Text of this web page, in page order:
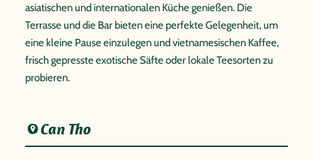
asiatischen und internationalen Küche genießen. Die
Terrasse und die Bar bieten eine perfekte Gelegenheit, um
eine kleine Pause einzulegen und vietnamesischen Kaffee,
frisch gepresste exotische Säfte oder lokale Teesorten zu
probieren.
Can Tho